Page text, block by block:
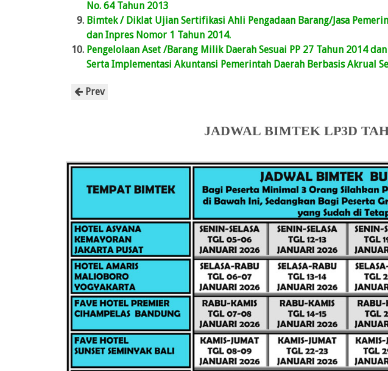
No. 64 Tahun 2013
Bimtek / Diklat Ujian Sertifikasi Ahli Pengadaan Barang/Jasa
dan Inpres Nomor 1 Tahun 2014.
Pengelolaan Aset /Barang Milik Daerah Sesuai PP 27 Tahun 2014
Serta Implementasi Akuntansi Pemerintah Daerah Berbasis Akrual
Prev
JADWAL BIMTEK LP3D